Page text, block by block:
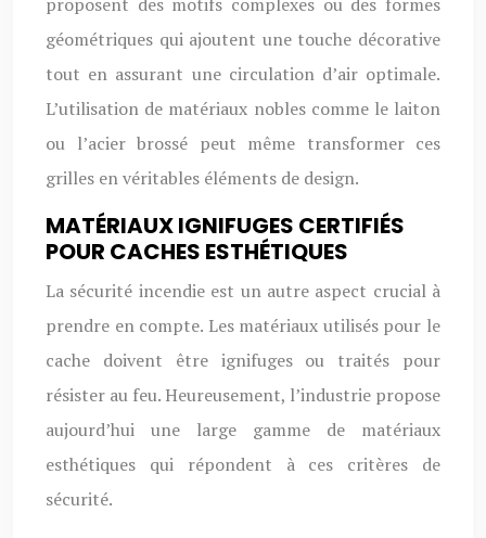
géométriques qui ajoutent une touche décorative
tout en assurant une circulation d’air optimale.
L’utilisation de matériaux nobles comme le laiton
ou l’acier brossé peut même transformer ces
grilles en véritables éléments de design.
MATÉRIAUX IGNIFUGES CERTIFIÉS
POUR CACHES ESTHÉTIQUES
La sécurité incendie est un autre aspect crucial à
prendre en compte. Les matériaux utilisés pour le
cache doivent être ignifuges ou traités pour
résister au feu. Heureusement, l’industrie propose
aujourd’hui une large gamme de matériaux
esthétiques qui répondent à ces critères de
sécurité.